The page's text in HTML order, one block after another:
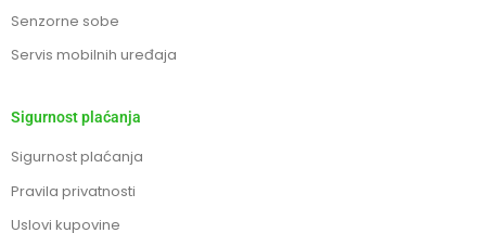
Senzorne sobe
Servis mobilnih uređaja
Sigurnost plaćanja
Sigurnost plaćanja
Pravila privatnosti
Uslovi kupovine